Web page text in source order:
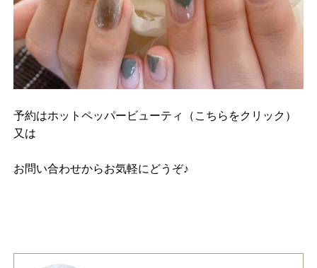
予約はホットペッパービューティ（こちらをクリック）
又は
お問い合わせからお気軽にどうぞ♪